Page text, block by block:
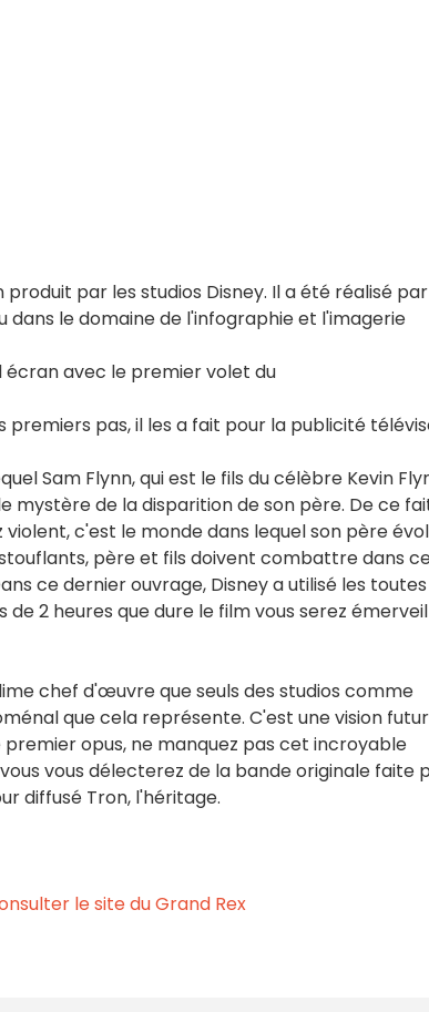
par les studios Disney. Il a été réalisé par
dans le domaine de l'infographie et l'imagerie
écran avec le premier volet du
premiers pas, il les a fait pour la publicité
Sam Flynn, qui est le fils du célèbre Kevin
mystère de la disparition de son père. De ce
c'est le monde dans lequel son père
père et fils doivent combattre dans
ce dernier ouvrage, Disney a utilisé les toutes
2 heures que dure le film vous serez
chef d'œuvre que seuls des studios comme
que cela représente. C'est une vision
premier opus, ne manquez pas cet incroyable
vous délecterez de la bande originale faite
diffusé Tron, l'héritage.
le site du Grand Rex